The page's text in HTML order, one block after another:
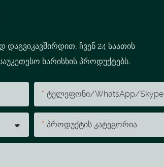
დაგვიკავშირდით, ჩვენ 24 საათის
ხარისხის პროდუქტებს.
Ტელეფონი/WhatsApp/Skype
Პროდუქტის Კატეგორია